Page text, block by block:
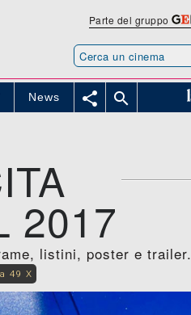
Parte del gruppo
News  
2017
listini, poster e trailer.
49 X